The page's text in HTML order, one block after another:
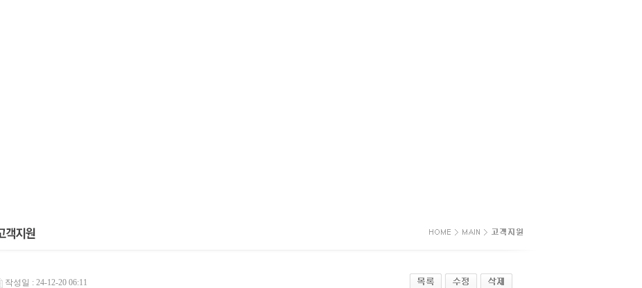
작성일 : 24-12-20 06:11